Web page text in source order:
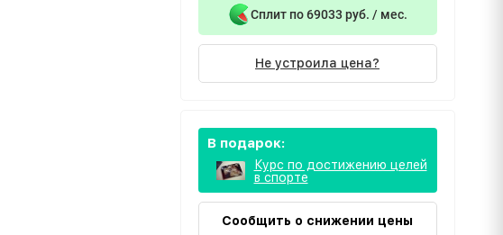
Сплит по 69033 руб. / мес.
Не устроила цена?
В подарок:
Курс по достижению целей
в спорте
Сообщить о снижении цены